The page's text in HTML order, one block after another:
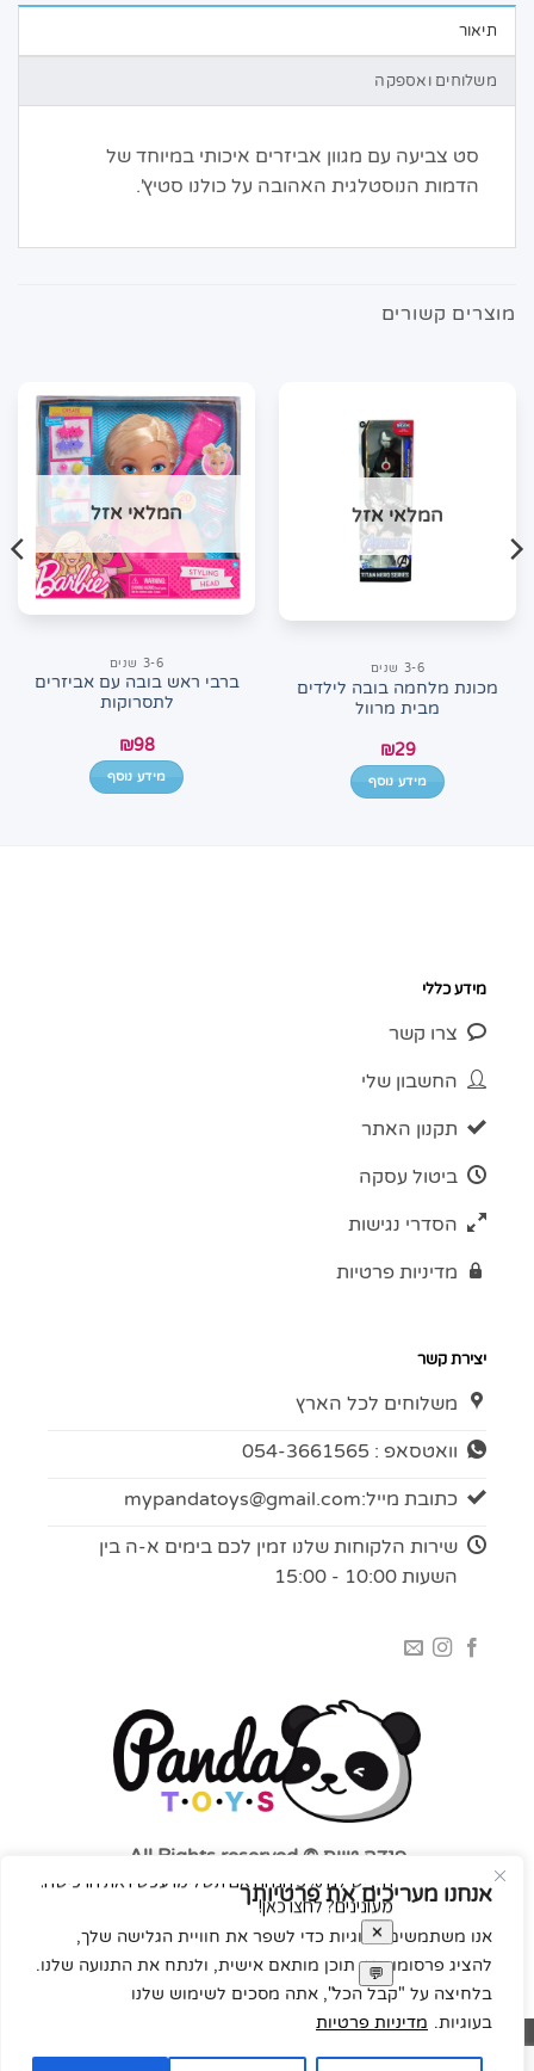
אנחנו מעריכים את פרטיותך
אנו משתמשים בעוגיות כדי לשפר את חוויית הגלישה שלך,
להציג פרסומות או תוכן מותאם אישית, ולנתח את התנועה שלנו.
בלחיצה על "קבל הכל", אתה מסכים לשימוש שלנו
בעוגיות. מדיניות פרטיות
תיאור
משלוחים ואספקה
סט צביעה עם מגוון אביזרים איכותי במיוחד של
הדמות הנוסטלגית האהובה על כולנו סטיץ'.
מוצרים קשורים
המלאי אזל
3-6 שנים
מכונת מלחמה בובה לילדים
מבית מרוול
₪29
מידע נוסף
המלאי אזל
3-6 שנים
ברבי ראש בובה עם אביזרים
לתסרוקות
₪98
מידע נוסף
מידע כללי
צרו קשר
החשבון שלי
תקנון האתר
ביטול עסקה
הסדרי נגישות
מדיניות פרטיות
יצירת קשר
משלוחים לכל הארץ
וואטסאפ : 054-3661565
כתובת מייל:mypandatoys@gmail.com
שירות הלקוחות שלנו זמין לכם בימים א-ה בין
השעות 10:00 - 15:00
פנדה טויס © All Rights reserved
Visa
MasterCard